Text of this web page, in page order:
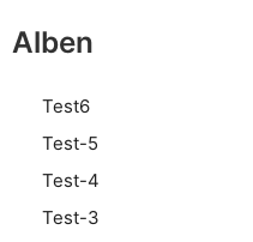
Alben
Test6
Test-5
Test-4
Test-3